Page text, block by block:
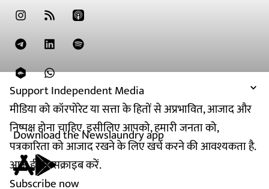
Support Independent Media
मीडिया को कॉरपोरेट या सत्ता के हितों से अप्रभावित, आजाद और
निष्पक्ष होना चाहिए. इसीलिए आपको, हमारी जनता को,
पत्रकारिता को आजाद रखने के लिए खर्च करने की आवश्यकता है.
आज ही सब्सक्राइब करें.
Subscribe now
Download the Newslaundry app